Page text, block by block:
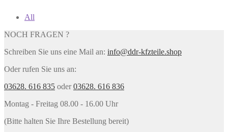
All
NOCH FRAGEN ?
Schreiben Sie uns eine Mail an: info@ddr-kfzteile.shop
Oder rufen Sie uns an:
03628. 616 835 oder03628. 616 836
Montag - Freitag 08.00 - 16.00 Uhr
(Bitte halten Sie Ihre Bestellung bereit)